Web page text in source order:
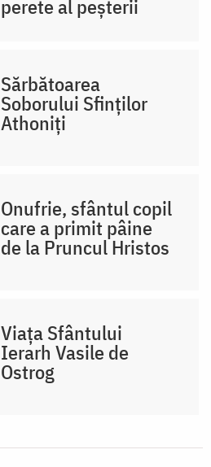
perete al peșterii
Sărbătoarea
Soborului Sfinților
Athoniți
Onufrie, sfântul copil
care a primit pâine
de la Pruncul Hristos
Viața Sfântului
Ierarh Vasile de
Ostrog